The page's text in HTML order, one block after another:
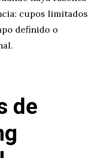
cupos limitados
definido o
de